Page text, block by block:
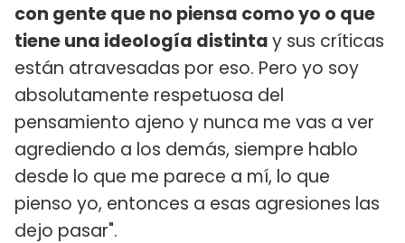
con gente que no piensa como yo o que
tiene una ideología distintay sus críticas
están atravesadas por eso. Pero yo soy
absolutamente respetuosa del
pensamiento ajeno y nunca me vas a ver
agrediendo a los demás, siempre hablo
desde lo que me parece a mí, lo que
pienso yo, entonces a esas agresiones las
dejo pasar".